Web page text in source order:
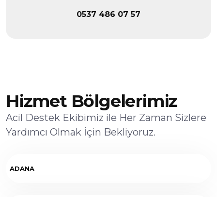
0537 486 07 57
Hizmet Bölgelerimiz
Acil Destek Ekibimiz ile Her Zaman Sizlere
Yardımcı Olmak İçin Bekliyoruz.
ADANA